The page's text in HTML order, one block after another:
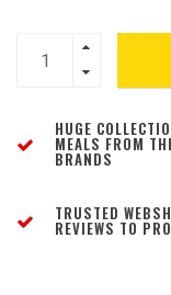
HUGE
MEALS FROM
BRANDS
TRUSTED
REVIEWS TO